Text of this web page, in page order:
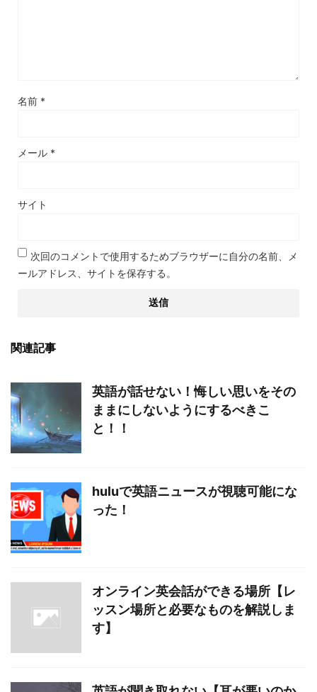
名前 *
メール *
サイト
次回のコメントで使用するためブラウザーに自分の名前、メ
ールアドレス、サイトを保存する。
関連記事
英語が話せない！悔しい思いをその
ままにしないようにするべきこ
と！！
huluで英語ニュースが視聴可能にな
った！
オンライン英会話ができる場所【レ
ッスン場所と必要なものを解説しま
す】